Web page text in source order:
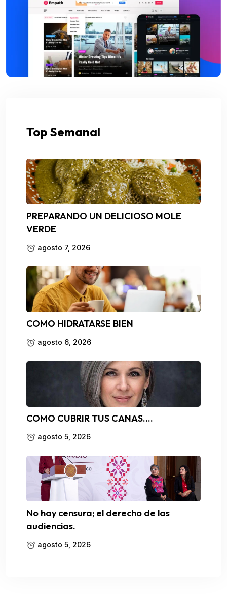
Top Semanal
PREPARANDO UN DELICIOSO MOLE
VERDE
agosto 7, 2026
COMO HIDRATARSE BIEN
agosto 6, 2026
COMO CUBRIR TUS CANAS….
agosto 5, 2026
No hay censura; el derecho de las
audiencias.
agosto 5, 2026